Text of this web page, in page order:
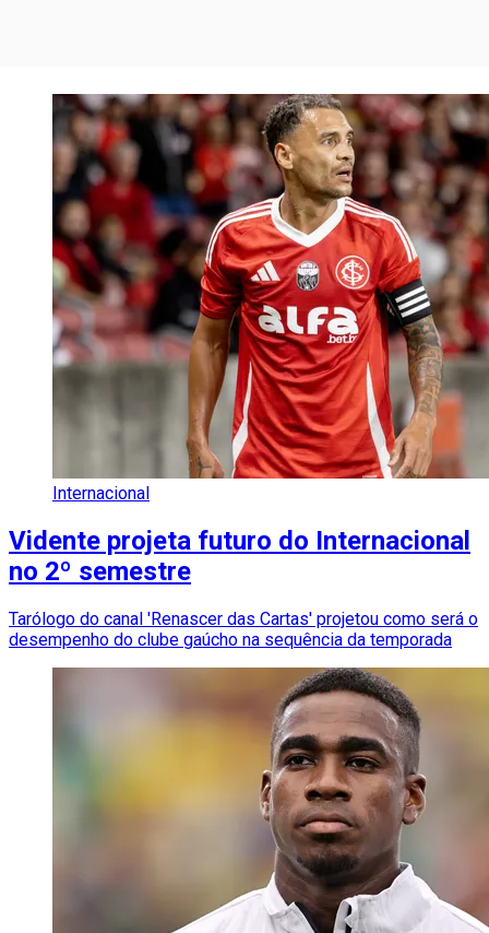
Internacional
Vidente projeta futuro do Internacional
no 2º semestre
Tarólogo do canal 'Renascer das Cartas' projetou como será o
desempenho do clube gaúcho na sequência da temporada